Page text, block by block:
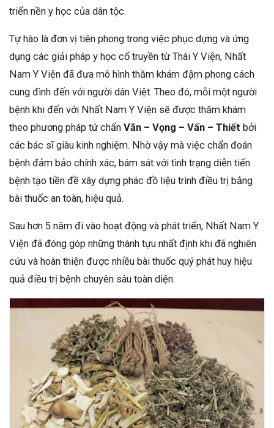
triển nền y học của dân tộc.
Tự hào là đơn vị tiên phong trong việc phục dựng và ứng
dụng các giải pháp y học cổ truyền từ Thái Y Viện, Nhất
Nam Y Viện đã đưa mô hình thăm khám đậm phong cách
cung đình đến với người dân Việt. Theo đó, mỗi một người
bệnh khi đến với Nhất Nam Y Viện sẽ được thăm khám
theo phương pháp tứ chẩn Văn – Vọng – Vấn – Thiết bởi
các bác sĩ giàu kinh nghiệm. Nhờ vậy mà việc chẩn đoán
bệnh đảm bảo chính xác, bám sát với tình trạng diễn tiến
bệnh tạo tiền đề xây dựng phác đồ liệu trình điều trị bằng
bài thuốc an toàn, hiệu quả.
Sau hơn 5 năm đi vào hoạt động và phát triển, Nhất Nam Y
Viện đã đóng góp những thành tựu nhất định khi đã nghiên
cứu và hoàn thiện được nhiều bài thuốc quý phát huy hiệu
quả điều trị bệnh chuyên sâu toàn diện.